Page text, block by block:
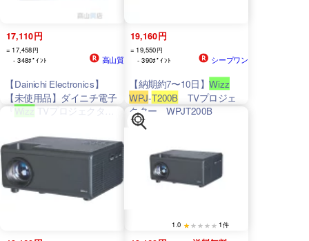
17,110円
= 17,458円
- 348ﾎﾟｲﾝﾄ
高山質
【Dainichi Electronics】
【未使用品】ダイニチ電子
『WizzTVプロジェクタ
月発売 映像機器 1週間保証
【中古】
19,160円
= 19,550円
- 390ﾎﾟｲﾝﾄ
シープワン
【納期約7〜10日】Wizz
WPJ-T200B TVプロジェ
クター WPJT200B
1.0 1件